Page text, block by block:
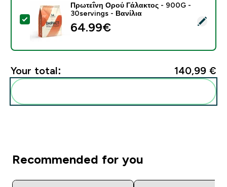
Select this product - Πρωτεΐνη Ορού Γάλακτος -
Πρωτεΐνη Ορού Γάλακτος - 900G -
30servings - Βανίλια
64.99€‎
Your total: 140,99 €‎
Recommended for you